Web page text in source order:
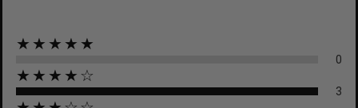
★★★★★
0
★★★★☆
3